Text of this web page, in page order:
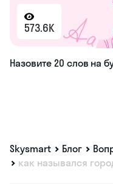
573.6K
Назовите 20 слов на
Skysmart Блог
как назывался